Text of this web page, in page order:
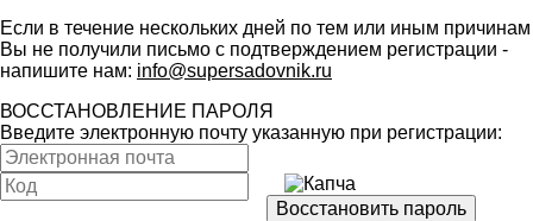
Если в течение нескольких дней по тем или иным причинам
Вы не получили письмо с подтверждением регистрации -
напишите нам: info@supersadovnik.ru
ВОССТАНОВЛЕНИЕ ПАРОЛЯ
Введите электронную почту указанную при регистрации: